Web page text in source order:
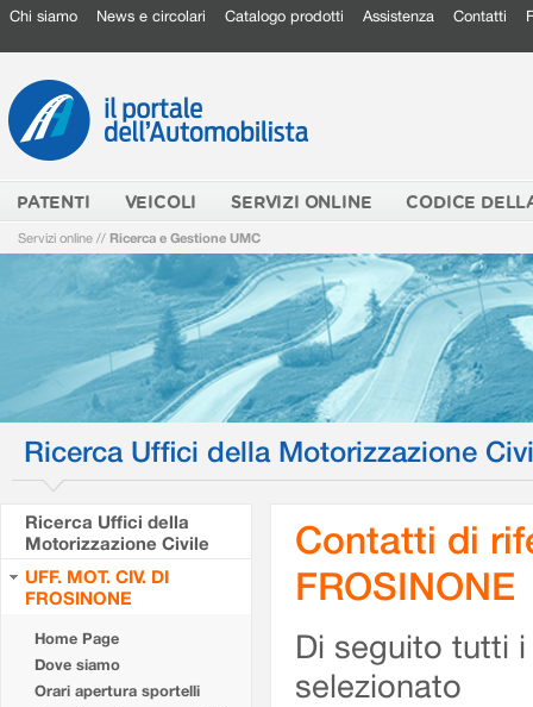
Chi siamo News e circolari Catalogo prodotti Assistenza Contatti
PATENTI VEICOLI SERVIZI ONLINE CODICE
Servizi online // Ricerca e Gestione UMC
Ricerca Uffici della Motorizzazione
Ricerca Uffici della
Motorizzazione Civile
UFF. MOT. CIV. DI
FROSINONE
Home Page
Dove siamo
Orari apertura sportelli
Contatti di
FROSINONE
Di seguito tutti
selezionato